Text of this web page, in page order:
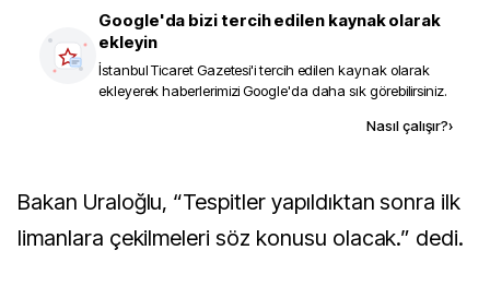
Google'da bizi tercih edilen kaynak olarak
ekleyin
İstanbul Ticaret Gazetesi'i tercih edilen kaynak olarak
ekleyerek haberlerimizi Google'da daha sık görebilirsiniz.
Nasıl çalışır?›
Bakan Uraloğlu, “Tespitler yapıldıktan sonra ilk
limanlara çekilmeleri söz konusu olacak.” dedi.